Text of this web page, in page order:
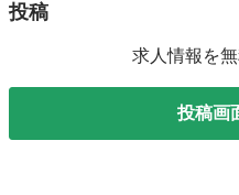
投稿
求人情報を
投稿画